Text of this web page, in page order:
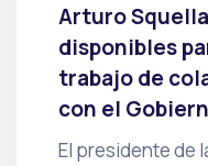
Arturo
disponibles
trabajo de
con el
El presidente de